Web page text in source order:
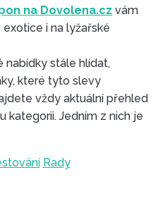
TIPY, JAK
na Dovolena.cz vám
i na lyžařské
nabídky stále hlídat,
které tyto slevy
vždy aktuální přehled
kategorii. Jedním z nich je
Rady